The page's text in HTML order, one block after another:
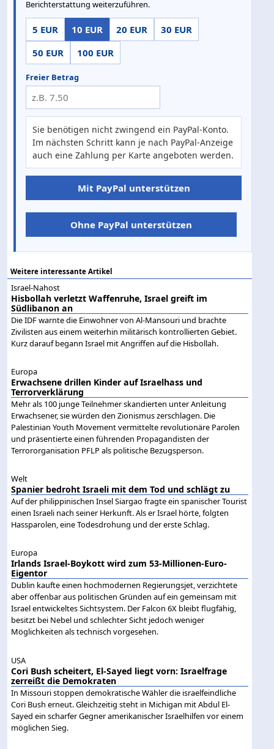
Berichterstattung weiterzuführen.
5 EUR 10 EUR 20 EUR
30 EUR
50 EUR
100 EUR
Freier Betrag
Sie benötigen nicht zwingend ein PayPal-Konto.
Im nächsten Schritt kann je nach PayPal-Anzeige
auch eine Zahlung per Karte angeboten werden.
Mit PayPal unterstützen
Ohne PayPal unterstützen
Weitere interessante Artikel
Israel-Nahost
Hisbollah verletzt Waffenruhe, Israel greift im
Südlibanon an
Die IDF warnte die Einwohner von Al-Mansouri und brachte
Zivilisten aus einem weiterhin militärisch kontrollierten Gebiet.
Kurz darauf begann Israel mit Angriffen auf die Hisbollah.
Europa
Erwachsene drillen Kinder auf Israelhass und
Terrorverklärung
Mehr als 100 junge Teilnehmer skandierten unter Anleitung
Erwachsener, sie würden den Zionismus zerschlagen. Die
Palestinian Youth Movement vermittelte revolutionäre Parolen
und präsentierte einen führenden Propagandisten der
Terrororganisation PFLP als politische Bezugsperson.
Welt
Spanier bedroht Israeli mit dem Tod und schlägt zu
Auf der philippinischen Insel Siargao fragte ein spanischer Tourist
einen Israeli nach seiner Herkunft. Als er Israel hörte, folgten
Hassparolen, eine Todesdrohung und der erste Schlag.
Europa
Irlands Israel-Boykott wird zum 53-Millionen-Euro-
Eigentor
Dublin kaufte einen hochmodernen Regierungsjet, verzichtete
aber offenbar aus politischen Gründen auf ein gemeinsam mit
Israel entwickeltes Sichtsystem. Der Falcon 6X bleibt flugfähig,
besitzt bei Nebel und schlechter Sicht jedoch weniger
Möglichkeiten als technisch vorgesehen.
USA
Cori Bush scheitert, El-Sayed liegt vorn: Israelfrage
zerreißt die Demokraten
In Missouri stoppen demokratische Wähler die israelfeindliche
Cori Bush erneut. Gleichzeitig steht in Michigan mit Abdul El-
Sayed ein scharfer Gegner amerikanischer Israelhilfen vor einem
möglichen Sieg.